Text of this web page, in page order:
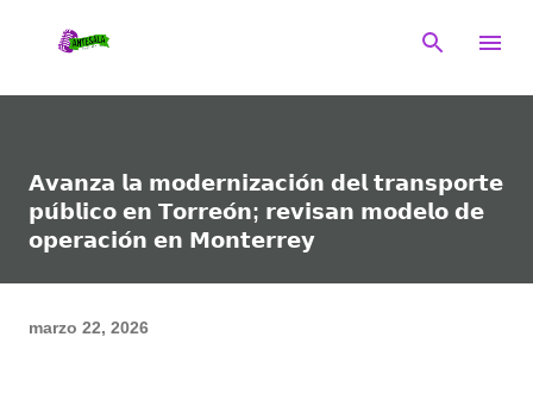
𝗔𝘃𝗮𝗻𝘇𝗮 𝗹𝗮 𝗺𝗼𝗱𝗲𝗿𝗻𝗶𝘇𝗮𝗰𝗶𝗼́𝗻 𝗱𝗲𝗹 𝘁𝗿𝗮𝗻𝘀𝗽𝗼𝗿𝘁𝗲
𝗽𝘂́𝗯𝗹𝗶𝗰𝗼 𝗲𝗻 𝗧𝗼𝗿𝗿𝗲𝗼́𝗻; 𝗿𝗲𝘃𝗶𝘀𝗮𝗻 𝗺𝗼𝗱𝗲𝗹𝗼 𝗱𝗲
𝗼𝗽𝗲𝗿𝗮𝗰𝗶𝗼́𝗻 𝗲𝗻 𝗠𝗼𝗻𝘁𝗲𝗿𝗿𝗲𝘆
marzo 22, 2026